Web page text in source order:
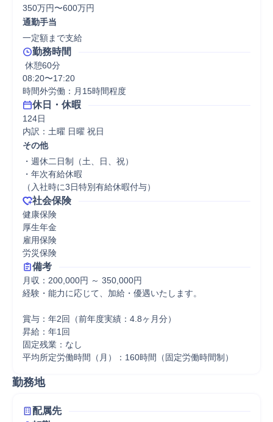
350万円〜600万円
通勤手当
一定額まで支給
勤務時間
休憩60分
08:20〜17:20
時間外労働：月15時間程度
休日・休暇
124日
内訳：土曜 日曜 祝日
その他
・週休二日制（土、日、祝）
・年次有給休暇
（入社時に3日特別有給休暇付与）
社会保険
健康保険
厚生年金
雇用保険
労災保険
備考
月収：200,000円 ～ 350,000円
経験・能力に応じて、加給・優遇いたします。
賞与：年2回（前年度実績：4.8ヶ月分）
昇給：年1回
固定残業：なし
平均所定労働時間（月）：160時間（固定労働時間制）
勤務地
配属先